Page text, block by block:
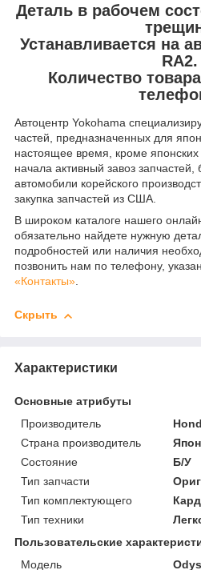
Деталь в рабочем
Устанавливается на
RA2.
Количество
Автоцентр Yokohama
частей, предназначенных для
настоящее время, кроме японских
начала активный завоз
автомобили корейского
закупка запчастей из США.
В широком каталоге нашего
обязательно найдете нужную
подробностей или наличия
позвонить нам по телефону,
«Контакты».
Скрыть
Характеристики
Основные атрибуты
Производитель
Страна производитель
Состояние
Б/У
Тип запчасти
Тип комплектующего
Тип техники
Пользовательские
Модель